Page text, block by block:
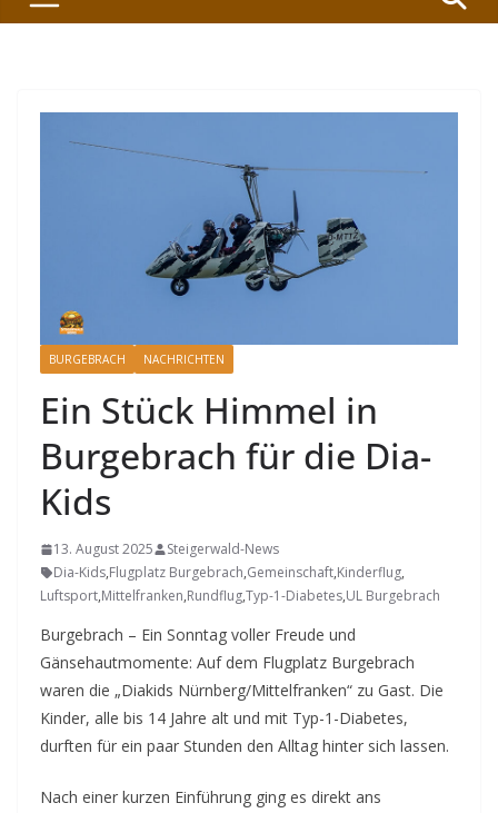
BURGEBRACH NACHRICHTEN
Ein Stück Himmel in
Burgebrach für die Dia-
Kids
13. August 2025
Steigerwald-News
Dia-Kids,Flugplatz Burgebrach,Gemeinschaft,Kinderflug,
Luftsport,Mittelfranken,Rundflug,Typ-1-Diabetes,UL Burgebrach
Burgebrach – Ein Sonntag voller Freude und
Gänsehautmomente: Auf dem Flugplatz Burgebrach
waren die „Diakids Nürnberg/Mittelfranken“ zu Gast. Die
Kinder, alle bis 14 Jahre alt und mit Typ-1-Diabetes,
durften für ein paar Stunden den Alltag hinter sich lassen.
Nach einer kurzen Einführung ging es direkt ans